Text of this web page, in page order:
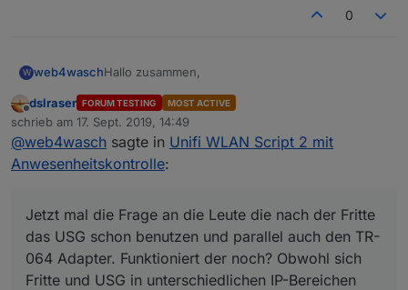
0
W web4waschHallo zusammen,
habe just auch auf unifi umgestellt (2xAP und
Switch), benutze noch für Dect & VOIP die Fritte
7590...
Habe das Thema mal mitverfolgt, da ja die States
aus der Fritte (Wlan) nicht mehr genutzt werden
Alexa für eingehende Anrufe!
Momentan macht Routing die FritzBox und WLAN
die beiden AP's.... Anwesenheit geht über
Radar2.0... (Mobil, BT)
den TR-064 Adapter. Funktioniert der noch?
Obwohl sich Fritte und USG in unterschiedlichen
IP-Bereichen befinden?
Hatte mal mit ner Router-Kaskade ein Prob. mit
dem Adapter
Was ist noch zu beachten? doppeltes NAT an
USG ausschalten, routen in IP der USG etc.
Danke vorab, Script werde ich testen - sieht ja
Offline
dslraser FORUM TESTING MOST ACTIVE
schrieb am 17. Sept. 2019, 14:49
zuletzt editiert von
@web4wasch sagte in Unifi WLAN Script 2 mit
Anwesenheitskontrolle:
Jetzt mal die Frage an die Leute die nach der Fritte
das USG schon benutzen und parallel auch den TR-
064 Adapter. Funktioniert der noch? Obwohl sich
Fritte und USG in unterschiedlichen IP-Bereichen